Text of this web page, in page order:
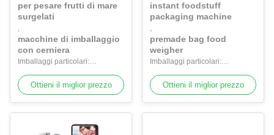
per pesare frutti di mare
surgelati
,
macchine di imballaggio
con cerniera
Imballaggi particolari:
Imballaggi in legno
Ottieni il miglior prezzo
instant foodstuff
packaging machine
,
premade bag food
weigher
Imballaggi particolari:
Imballaggi in legno
Ottieni il miglior prezzo